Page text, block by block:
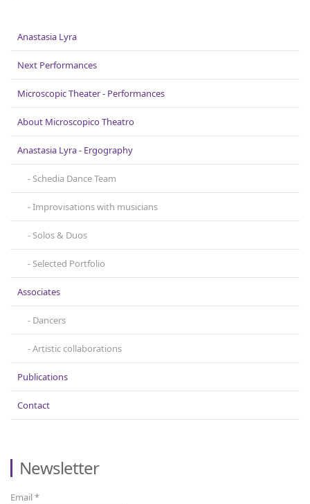
Anastasia Lyra
Next Performances
Microscopic Theater - Performances
About Microscopicο Theatro
Anastasia Lyra - Ergography
Schedia Dance Team
Improvisations with musicians
Solos & Duos
Selected Portfolio
Associates
Dancers
Artistic collaborations
Publications
Contact
Newsletter
Email*